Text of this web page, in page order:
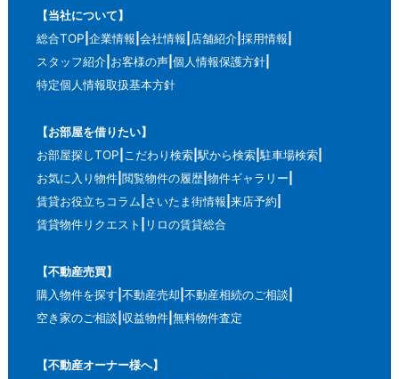
【当社について】
総合TOP 企業情報 会社情報 店舗紹介 採用情報
スタッフ紹介 お客様の声 個人情報保護方針
特定個人情報取扱基本方針
【お部屋を借りたい】
お部屋探しTOP こだわり検索 駅から検索 駐車場検索
お気に入り物件 閲覧物件の履歴 物件ギャラリー
賃貸お役立ちコラム さいたま街情報 来店予約
賃貸物件リクエスト
リロの賃貸総合
【不動産売買】
購入物件を探す 不動産売却 不動産相続のご相談
空き家のご相談 収益物件 無料物件査定
【不動産オーナー様へ】